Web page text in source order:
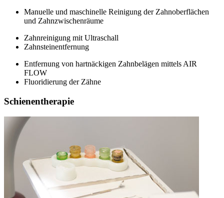
Manuelle und maschinelle Reinigung der Zahnoberflächen
und Zahnzwischenräume
Zahnreinigung mit Ultraschall
Zahnsteinentfernung
Entfernung von hartnäckigen Zahnbelägen mittels AIR
FLOW
Fluoridierung der Zähne
Schienentherapie